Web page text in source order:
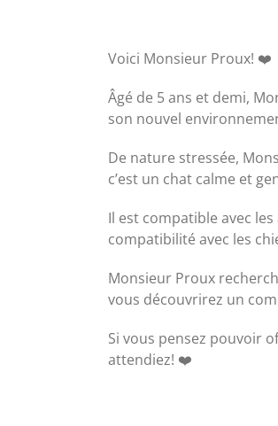
Voici Monsieur Proux! ❤️
Âgé de 5 ans et demi,
son nouvel
De nature stressée,
c’est un chat calme et
Il est compatible avec
compatibilité avec les
Monsieur Proux
vous découvrirez un
Si vous pensez pouvoir
attendiez! ❤️